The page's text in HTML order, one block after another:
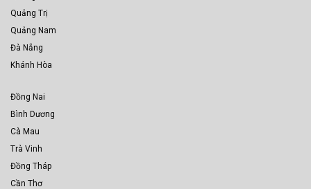
Quảng Trị
Quảng Nam
Đà Nẵng
Khánh Hòa
Đồng Nai
Bình Dương
Cà Mau
Trà Vinh
Đồng Tháp
Cần Thơ